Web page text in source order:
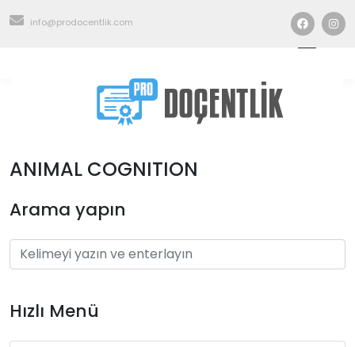
info@prodocentlik.com
ANIMAL COGNITION
Arama yapın
Hızlı Menü